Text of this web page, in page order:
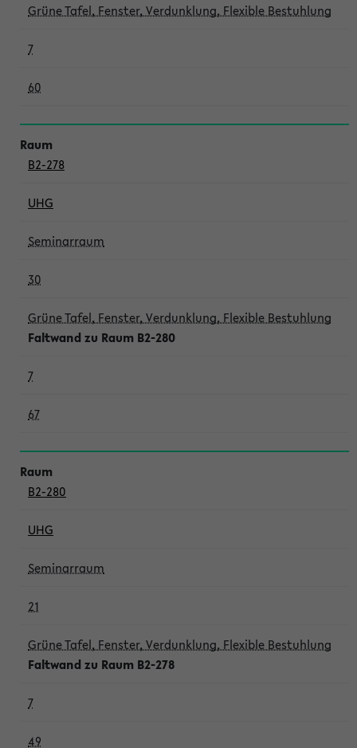
Grüne Tafel, Fenster, Verdunklung, Flexible Bestuhlung
7
60
B2-278
UHG
Seminarraum
30
Grüne Tafel, Fenster, Verdunklung, Flexible Bestuhlung
Faltwand zu Raum B2-280
7
67
B2-280
UHG
Seminarraum
21
Grüne Tafel, Fenster, Verdunklung, Flexible Bestuhlung
Faltwand zu Raum B2-278
7
49